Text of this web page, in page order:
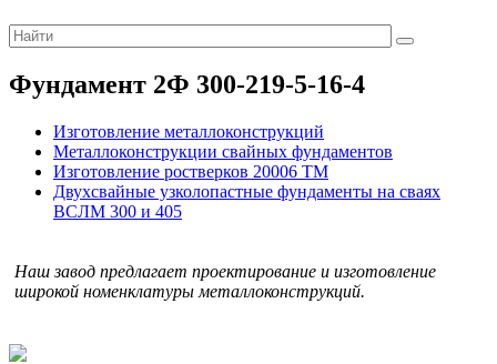
Фундамент 2Ф 300-219-5-16-4
Изготовление металлоконструкций
Металлоконструкции свайных фундаментов
Изготовление ростверков 20006 ТМ
Двухсвайные узколопастные фундаменты на сваях
ВСЛМ 300 и 405
Наш завод предлагает проектирование и изготовление
широкой номенклатуры металлоконструкций.